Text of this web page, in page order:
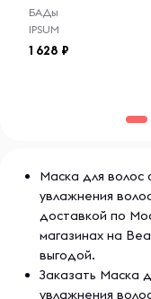
БАДы
IPSUM
1 628
Маска для волос
увлажнения
доставкой по
магазинах на
выгодой.
Заказать Маска
увлажнения